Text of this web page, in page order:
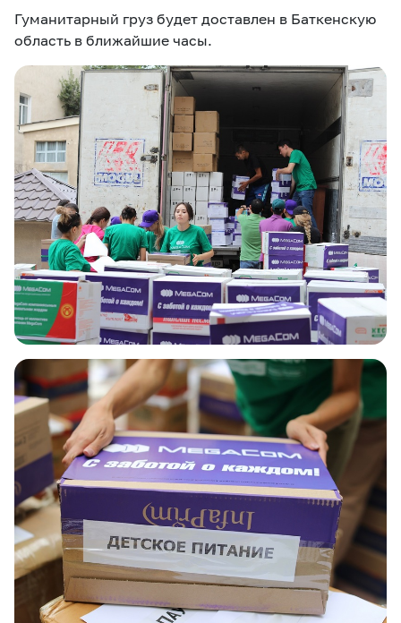
Гуманитарный груз будет доставлен в Баткенскую
область в ближайшие часы.